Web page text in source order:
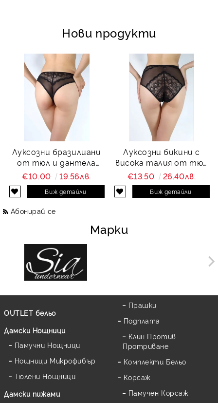
Нови продукти
Луксозни бразилиани
от тюл и дантела
Charity
€10.00 19.56лв.
Виж детайли
Луксозни бикини с
висока талия от тюл
и дантела Charity
€13.50 26.40лв.
Виж детайли
Абонирай се
Марки
OUTLET бельо
Дамски Нощници
Памучни Нощници
Нощници Микрофибър
Тюлени Нощници
Дамски пижами
Прашки
Подплата
Клин Против
Протриване
Комплекти Бельо
Корсаж
Памучен Корсаж